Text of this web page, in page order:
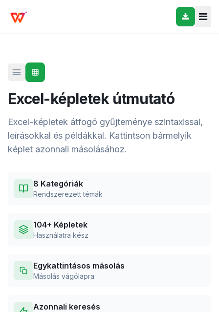
Excel-képletek útmutató
Excel-képletek átfogó gyűjteménye szintaxissal,
leírásokkal és példákkal. Kattintson bármelyik
képlet azonnali másolásához.
8 Kategóriák
Rendszerezett témák
104+ Képletek
Használatra kész
Egykattintásos másolás
Másolás vágólapra
Azonnali keresés